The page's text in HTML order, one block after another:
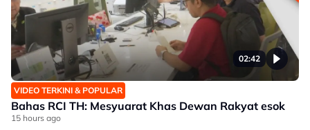
02:42
VIDEO TERKINI & POPULAR
Bahas RCI TH: Mesyuarat Khas Dewan Rakyat esok
15 hours ago